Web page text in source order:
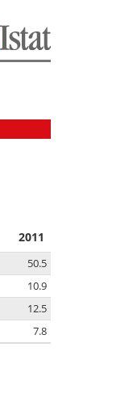
2011
50.5
10.9
12.5
7.8